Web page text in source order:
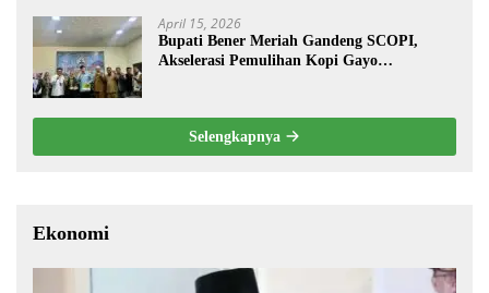
April 15, 2026
Bupati Bener Meriah Gandeng SCOPI,
Akselerasi Pemulihan Kopi Gayo
Selengkapnya
Ekonomi